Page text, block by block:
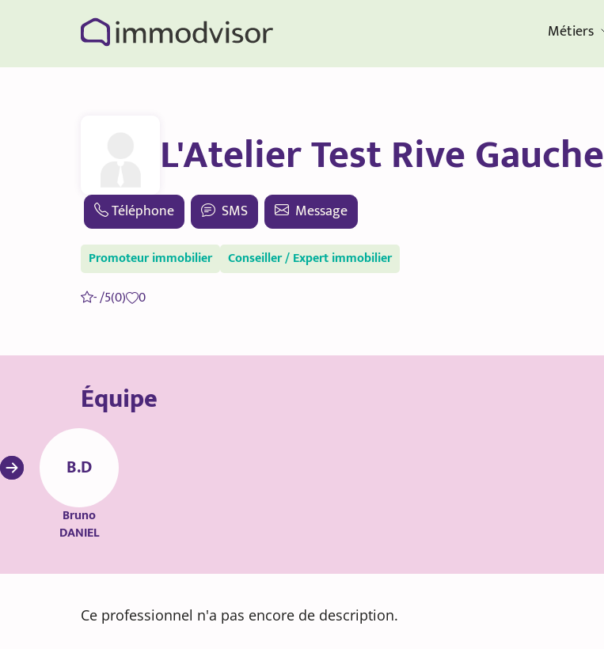
Métiers
L'Atelier Test Rive Gauche
Téléphone SMS Message
Promoteur immobilier
Conseiller / Expert immobilier
- /5(0) 0
Équipe
B.D
Bruno
DANIEL
Ce professionnel n'a pas encore de description.